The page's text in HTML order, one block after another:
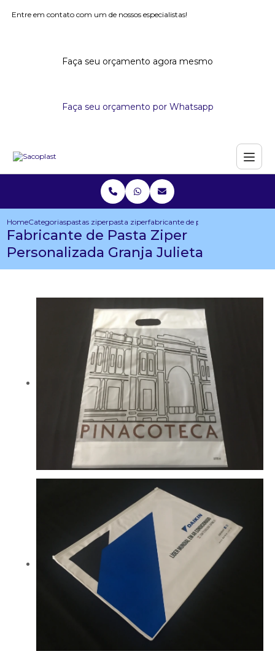
Entre em contato com um de nossos especialistas!
Faça seu orçamento agora mesmo
Faça seu orçamento por Whatsapp
HomeCategoriaspastas ziperpasta ziperfabricante de pasta ziper
Fabricante de Pasta Ziper
Personalizada Granja Julieta